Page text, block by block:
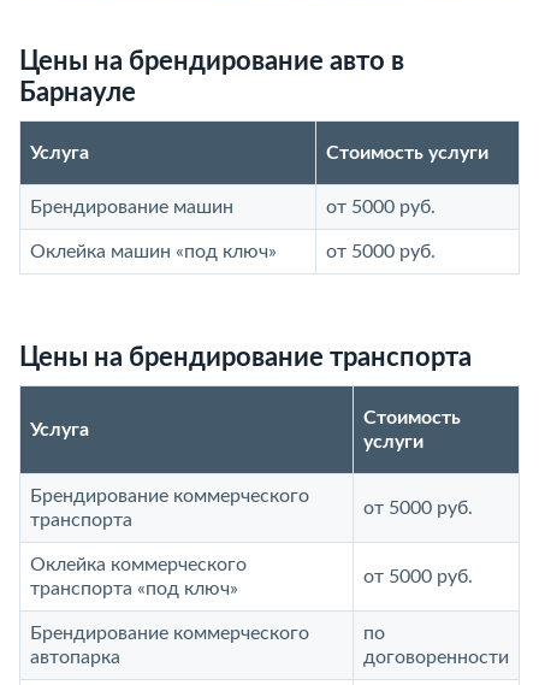
Цены на брендирование авто в
Барнауле
Услуга Стоимость услуги
Брендирование машин от 5000 руб.
Оклейка машин «под ключ» от 5000 руб.
Цены на брендирование транспорта
Услуга
Стоимость
услуги
Брендирование коммерческого
транспорта
от 5000 руб.
Оклейка коммерческого
транспорта «под ключ»
от 5000 руб.
Брендирование коммерческого
автопарка
по
договоренности